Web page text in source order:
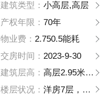
建筑类型： 小高层,高层
产权年限： 70年
物业费： 2.750.5能耗
交房时间： 2023-9-30
建筑层高： 高层2.95米，洋房3.05米
楼层状况： 洋房7层，高层21-25层